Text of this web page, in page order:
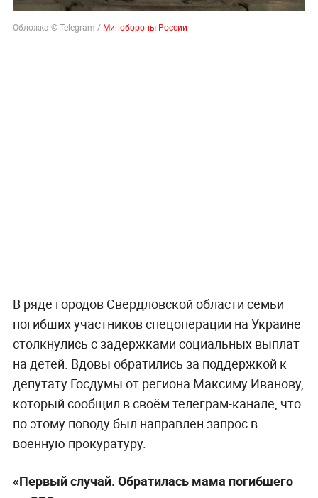
Обложка © Telegram / Минобороны России
В ряде городов Свердловской области семьи
погибших участников спецоперации на Украине
столкнулись с задержками социальных выплат
на детей. Вдовы обратились за поддержкой к
депутату Госдумы от региона Максиму Иванову,
который сообщил в своём телеграм-канале, что
по этому поводу был направлен запрос в
военную прокуратуру.
«Первый случай. Обратилась мама погибшего